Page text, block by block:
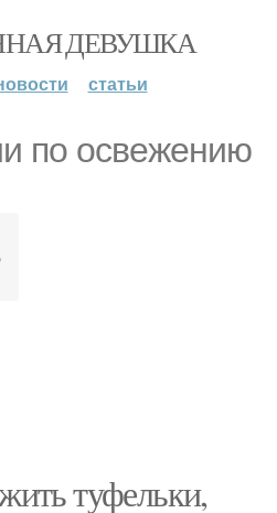
ДЕВУШКА
статьи
по освежению
туфельки,